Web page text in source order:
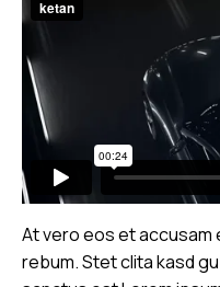
At vero eos et
rebum. Stet clita kasd